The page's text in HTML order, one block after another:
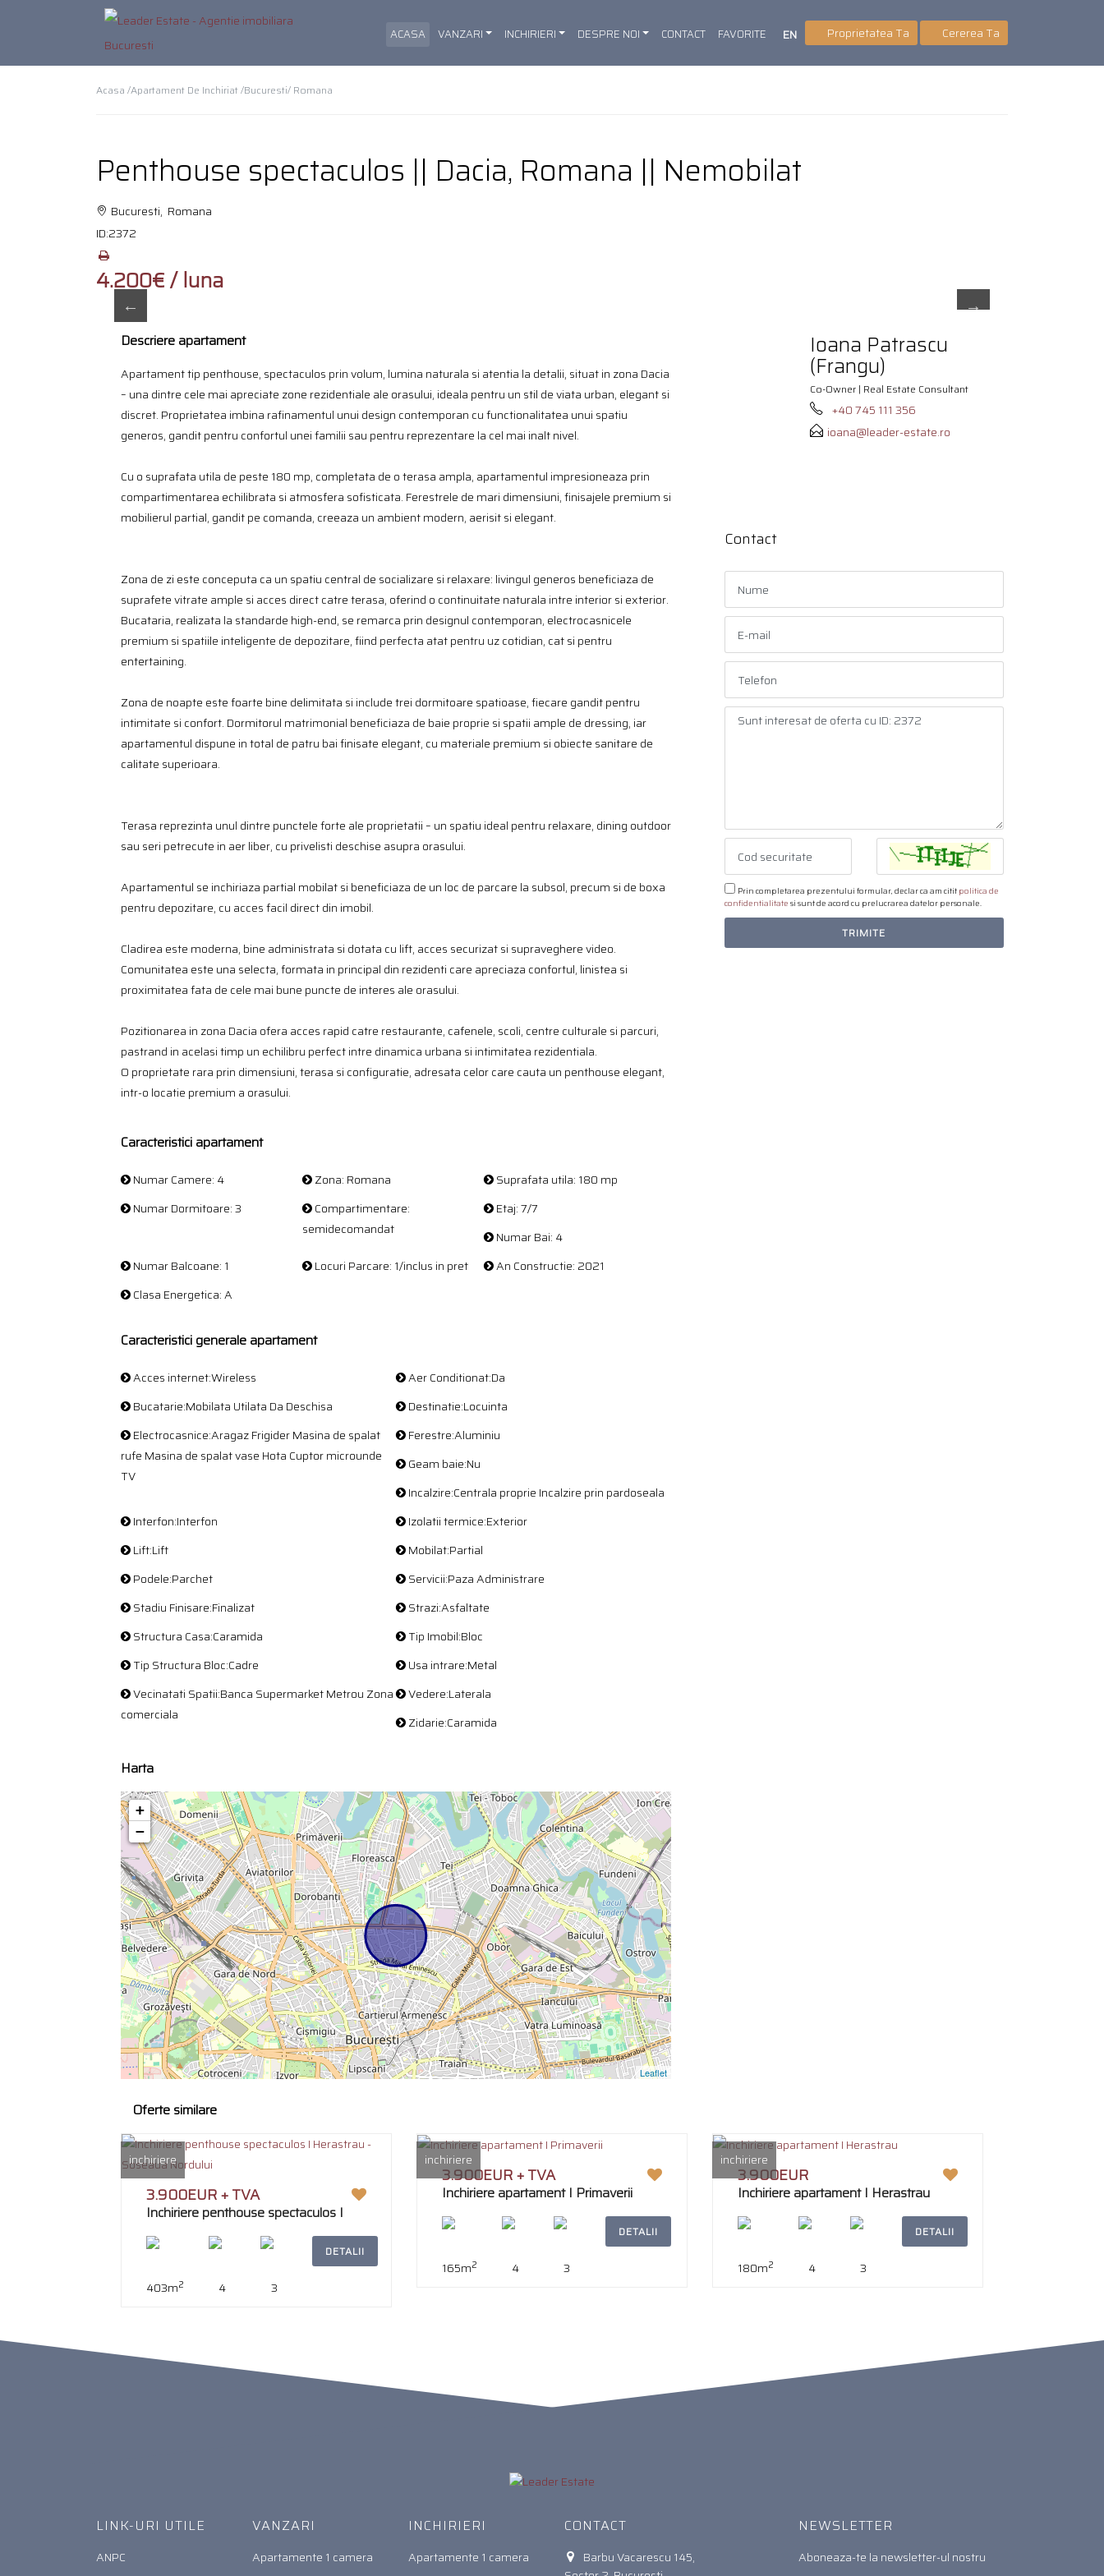
ACASA VANZARI INCHIRIERI DESPRE NOI CONTACT FAVORITE EN Proprietatea Ta Cererea Ta
Acasa /Apartament De Inchiriat /Bucuresti/ Romana
Penthouse spectaculos || Dacia, Romana || Nemobilat
Bucuresti, Romana
ID:2372
4.200€ / luna
Descriere apartament
Apartament tip penthouse, spectaculos prin volum, lumina naturala si atentia la detalii, situat in zona Dacia
– una dintre cele mai apreciate zone rezidentiale ale orasului, ideala pentru un stil de viata urban, elegant si
discret. Proprietatea imbina rafinamentul unui design contemporan cu functionalitatea unui spatiu
generos, gandit pentru confortul unei familii sau pentru reprezentare la cel mai inalt nivel.
Cu o suprafata utila de peste 180 mp, completata de o terasa ampla, apartamentul impresioneaza prin
compartimentarea echilibrata si atmosfera sofisticata. Ferestrele de mari dimensiuni, finisajele premium si
mobilierul partial, gandit pe comanda, creeaza un ambient modern, aerisit si elegant.
Zona de zi este conceputa ca un spatiu central de socializare si relaxare: livingul generos beneficiaza de
suprafete vitrate ample si acces direct catre terasa, oferind o continuitate naturala intre interior si exterior.
Bucataria, realizata la standarde high-end, se remarca prin designul contemporan, electrocasnicele
premium si spatiile inteligente de depozitare, fiind perfecta atat pentru uz cotidian, cat si pentru
entertaining.
Zona de noapte este foarte bine delimitata si include trei dormitoare spatioase, fiecare gandit pentru
intimitate si confort. Dormitorul matrimonial beneficiaza de baie proprie si spatii ample de dressing, iar
apartamentul dispune in total de patru bai finisate elegant, cu materiale premium si obiecte sanitare de
calitate superioara.
Terasa reprezinta unul dintre punctele forte ale proprietatii – un spatiu ideal pentru relaxare, dining outdoor
sau seri petrecute in aer liber, cu privelisti deschise asupra orasului.
Apartamentul se inchiriaza partial mobilat si beneficiaza de un loc de parcare la subsol, precum si de boxa
pentru depozitare, cu acces facil direct din imobil.
Cladirea este moderna, bine administrata si dotata cu lift, acces securizat si supraveghere video.
Comunitatea este una selecta, formata in principal din rezidenti care apreciaza confortul, linistea si
proximitatea fata de cele mai bune puncte de interes ale orasului.
Pozitionarea in zona Dacia ofera acces rapid catre restaurante, cafenele, scoli, centre culturale si parcuri,
pastrand in acelasi timp un echilibru perfect intre dinamica urbana si intimitatea rezidentiala.
O proprietate rara prin dimensiuni, terasa si configuratie, adresata celor care cauta un penthouse elegant,
intr-o locatie premium a orasului.
Caracteristici apartament
Numar Camere: 4 Zona: Romana
Suprafata utila: 180 mp
Numar Dormitoare: 3
Compartimentare:
semidecomandat
Etaj: 7/7
Numar Bai: 4
Numar Balcoane: 1
Locuri Parcare: 1/inclus in pret
An Constructie: 2021
Clasa Energetica: A
Caracteristici generale apartament
Acces internet:Wireless
Aer Conditionat:Da
Bucatarie:Mobilata Utilata Da Deschisa
Destinatie:Locuinta
Electrocasnice:Aragaz Frigider Masina de spalat
rufe Masina de spalat vase Hota Cuptor microunde
TV
Ferestre:Aluminiu
Geam baie:Nu
Incalzire:Centrala proprie Incalzire prin pardoseala
Interfon:Interfon
Izolatii termice:Exterior
Lift:Lift
Mobilat:Partial
Podele:Parchet
Servicii:Paza Administrare
Stadiu Finisare:Finalizat
Strazi:Asfaltate
Structura Casa:Caramida
Tip Imobil:Bloc
Tip Structura Bloc:Cadre
Usa intrare:Metal
Vecinatati Spatii:Banca Supermarket Metrou Zona
comerciala
Vedere:Laterala
Zidarie:Caramida
Harta
+
−
Leaflet
Ioana Patrascu
(Frangu)
Co-Owner | Real Estate Consultant
+40 745 111 356
ioana@leader-estate.ro
Contact
Prin completarea prezentului formular, declar ca am citit politica de
confidentialitate si sunt de acord cu prelucrarea datelor personale.
TRIMITE
Oferte similare
inchiriere
3.900EUR + TVA
Inchiriere penthouse spectaculos I
Herastrau - Soseaua Nordului
403m2 4 3
DETALII
inchiriere
3.900EUR + TVA
Inchiriere apartament I Primaverii
165m2 4 3
DETALII
inchiriere
3.900EUR
Inchiriere apartament I Herastrau
180m2 4 3
DETALII
LINK-URI UTILE
ANPC
VANZARI
Apartamente 1 camera
INCHIRIERI
Apartamente 1 camera
CONTACT
Barbu Vacarescu 145,
NEWSLETTER
Aboneaza-te la newsletter-ul nostru